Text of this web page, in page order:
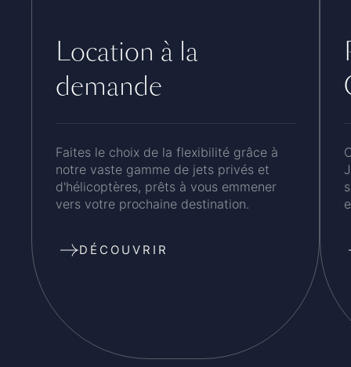
Location à la
demande
Faites le choix de la flexibilité grâce à
notre vaste gamme de jets privés et
d'hélicoptères, prêts à vous emmener
vers votre prochaine destination.
DÉCOUVRIR